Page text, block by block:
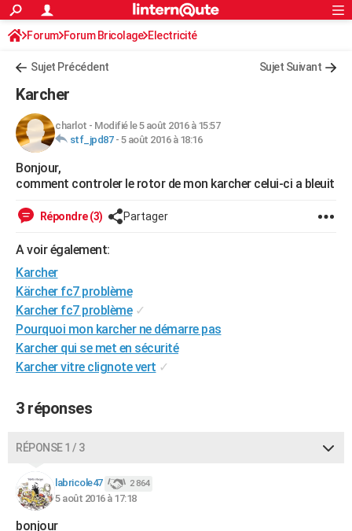
ACTUALITÉS
Politique
Société
Faits Divers
Education
Monde
Villes
+
FINANCE
Retraite
Impôts
Epargne
Immobilier
Risques naturels par ville
Banque
Assurance
Crédit
AUTO
Essais
Réserver un essai
Citadines
Berlines
SUV
Forum auto
+HIGH-TECH
Mobiles
Meilleur smartphone
Internet
Ordinateurs
Jeux vidéo
Guide high-tech
BRICOLAGE
WEEK-END
Guides de France
Escapades
Patrimoine
Expositions
Musées
Week-end nature
+LIFESTYLE
Art de vivre
Bien-être
Loisirs
ModeModes de vie
SANTE
Alimentation
Guide de la santé
Maladies
Médicaments
Sommeil
VOYAGE
Destinations
City break
Voyage nature
Voyage de noces
Forum
Climat
PHOTO
GUIDES D'ACHAT
Carte de Noël
Carte Bonne année
Carte Saint-Valentin
Carte Pâques
Carte d'anniversaire
DICTIONNAIRE
Dictionnaire
Biographies
Citations
Expressions
Proverbes
S'inscrire
Connexion
Forum Forum Bricolage Electricité
Sujet Précédent Sujet Suivant
Karcher
charlot - Modifié le 5 août 2016 à 15:57
stf_jpd87- 5 août 2016 à 18:16
Bonjour,
comment controler le rotor de mon karcher celui-ci a bleuit
Répondre (3) Partager
A voir également:
Karcher
Kärcher fc7 problème
Karcher fc7 problème ✓
Pourquoi mon karcher ne démarre pas
Karcher qui se met en sécurité
Karcher vitre clignote vert ✓
3 réponses
RÉPONSE 1 / 3
labricole47 2 864
5 août 2016 à 17:18
bonjour